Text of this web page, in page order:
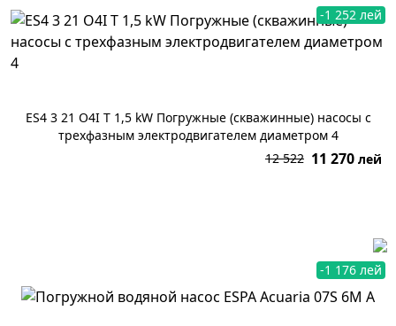
-1 252 лей
ES4 3 21 O4I T 1,5 kW Погружные (скважинные) насосы с
трехфазным электродвигателем диаметром 4
12 522 11 270 лей
-1 176 лей